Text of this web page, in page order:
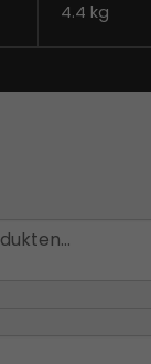
4.4 kg